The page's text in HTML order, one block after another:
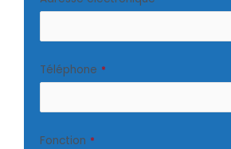
Téléphone *
Fonction *